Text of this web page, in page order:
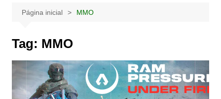
Página inicial MMO
Tag: MMO